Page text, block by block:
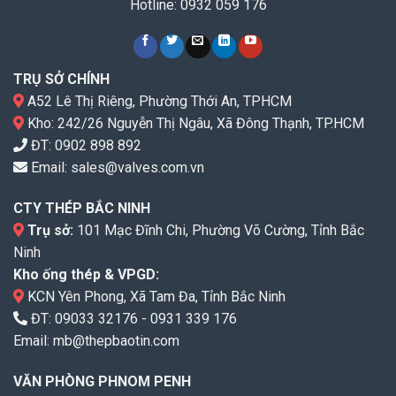
Hotline: 0932 059 176
TRỤ SỞ CHÍNH
A52 Lê Thị Riêng, Phường Thới An, TPHCM
Kho: 242/26 Nguyễn Thị Ngâu, Xã Đông Thạnh, TP.HCM
ĐT: 0902 898 892
Email: sales@valves.com.vn
CTY THÉP BẮC NINH
Trụ sở: 101 Mạc Đĩnh Chi, Phường Võ Cường, Tỉnh Bắc
Ninh
Kho ống thép & VPGD:
KCN Yên Phong, Xã Tam Đa, Tỉnh Bắc Ninh
ĐT: 09033 32176 - 0931 339 176
Email: mb@thepbaotin.com
VĂN PHÒNG PHNOM PENH